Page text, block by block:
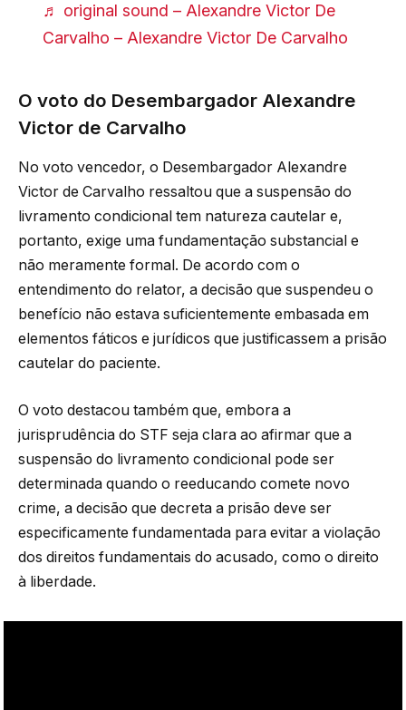
♬ original sound – Alexandre Victor De
Carvalho – Alexandre Victor De Carvalho
O voto do Desembargador Alexandre
Victor de Carvalho
No voto vencedor, o Desembargador Alexandre
Victor de Carvalho ressaltou que a suspensão do
livramento condicional tem natureza cautelar e,
portanto, exige uma fundamentação substancial e
não meramente formal. De acordo com o
entendimento do relator, a decisão que suspendeu o
benefício não estava suficientemente embasada em
elementos fáticos e jurídicos que justificassem a prisão
cautelar do paciente.
O voto destacou também que, embora a
jurisprudência do STF seja clara ao afirmar que a
suspensão do livramento condicional pode ser
determinada quando o reeducando comete novo
crime, a decisão que decreta a prisão deve ser
especificamente fundamentada para evitar a violação
dos direitos fundamentais do acusado, como o direito
à liberdade.